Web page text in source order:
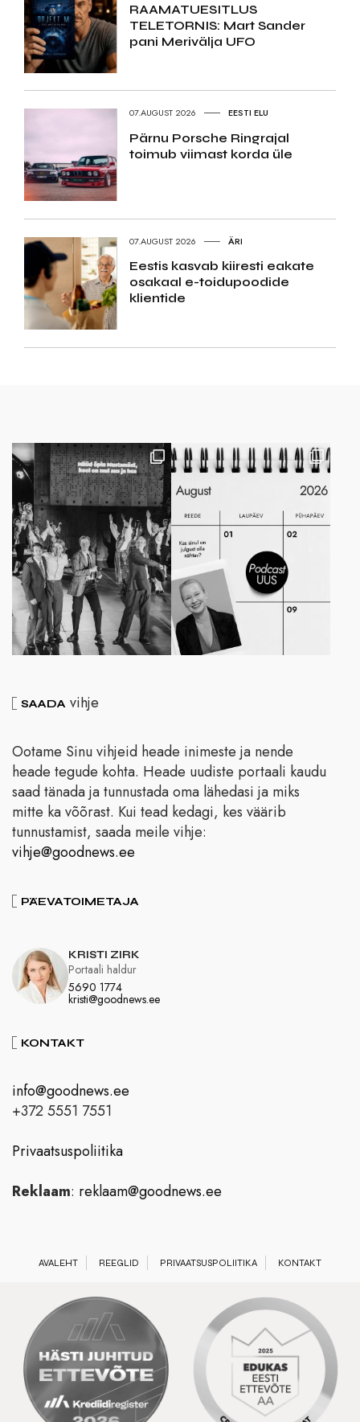
RAAMATUESITLUS
TELETORNIS: Mart Sander
pani Merivälja UFO
07.AUGUST 2026 EESTI ELU
Pärnu Porsche Ringrajal
toimub viimast korda üle
07.AUGUST 2026 ÄRI
Eestis kasvab kiiresti eakate
osakaal e-toidupoodide
klientide
SAADA vihje
Ootame Sinu vihjeid heade inimeste ja nende
heade tegude kohta. Heade uudiste portaali kaudu
saad tänada ja tunnustada oma lähedasi ja miks
mitte ka võõrast. Kui tead kedagi, kes väärib
tunnustamist, saada meile vihje:
vihje@goodnews.ee
PÄEVATOIMETAJA
KRISTI ZIRK
5690 1774
kristi@goodnews.ee
Portaali haldur
KONTAKT
info@goodnews.ee
+372 5551 7551
Privaatsuspoliitika
Reklaam: reklaam@goodnews.ee
AVALEHT REEGLID PRIVAATSUSPOLIITIKA KONTAKT